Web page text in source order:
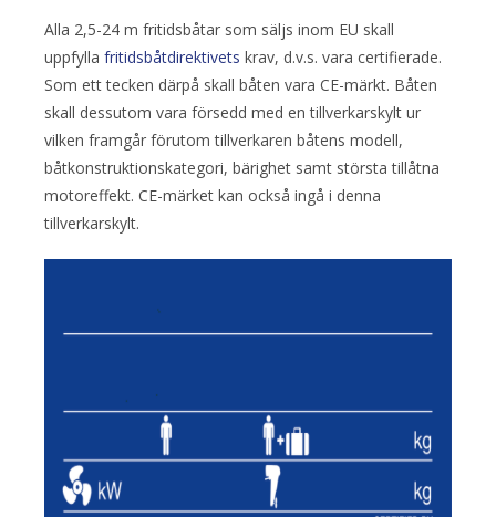
Alla 2,5-24 m fritidsbåtar som säljs inom EU skall
uppfylla fritidsbåtdirektivets krav, d.v.s. vara certifierade.
Som ett tecken därpå skall båten vara CE-märkt. Båten
skall dessutom vara försedd med en tillverkarskylt ur
vilken framgår förutom tillverkaren båtens modell,
båtkonstruktionskategori, bärighet samt största tillåtna
motoreffekt. CE-märket kan också ingå i denna
tillverkarskylt.